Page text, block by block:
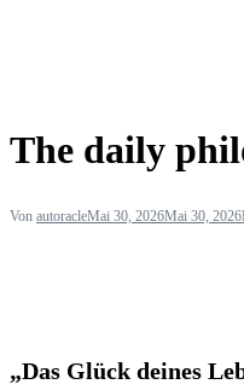
The daily
Von autoracleMai 30, 2026Mai 30, 2026
„Das Glück deines